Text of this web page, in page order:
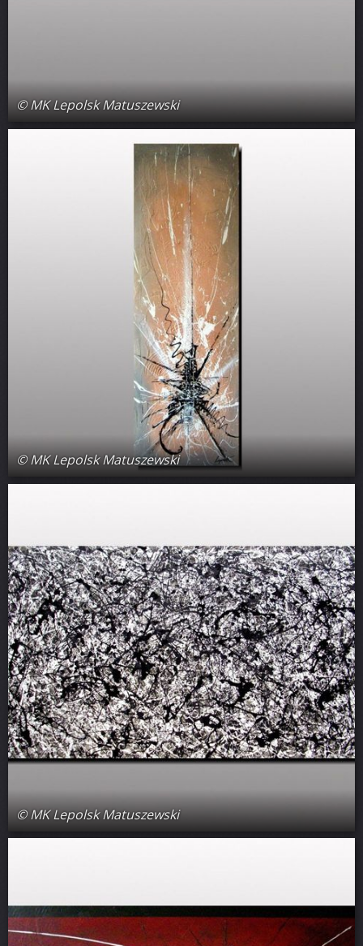
© MK Lepolsk Matuszewski
© MK Lepolsk Matuszewski
© MK Lepolsk Matuszewski